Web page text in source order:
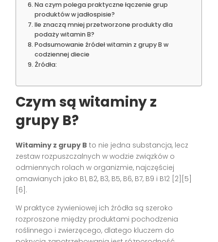
Na czym polega praktyczne łączenie grup
produktów w jadłospisie?
Ile znaczą mniej przetworzone produkty dla
podaży witamin B?
Podsumowanie źródeł witamin z grupy B w
codziennej diecie
Źródła:
Czym są witaminy z
grupy B?
Witaminy z grupy B to nie jedna substancja, lecz
zestaw rozpuszczalnych w wodzie związków o
odmiennych rolach w organizmie, najczęściej
omawianych jako B1, B2, B3, B5, B6, B7, B9 i B12 [2][5]
[6].
W praktyce żywieniowej ich źródła są szeroko
rozproszone między produktami pochodzenia
roślinnego i zwierzęcego, dlatego kluczem do